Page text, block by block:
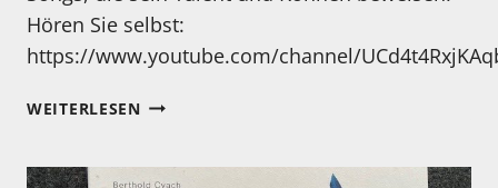
Hören Sie selbst:
https://www.youtube.com/channel/
WEITERLESENMEIN
RINGSWANDL: